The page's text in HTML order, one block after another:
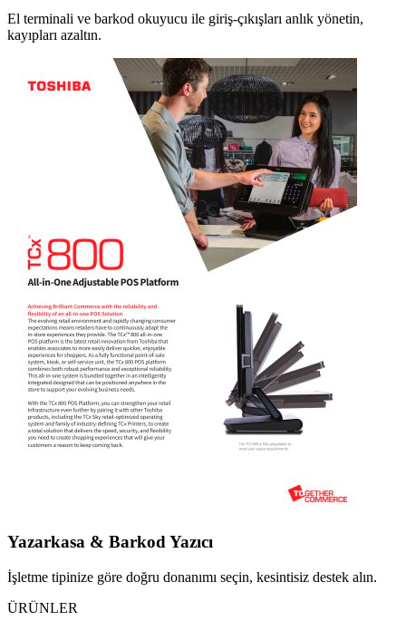
El terminali ve barkod okuyucu ile giriş-çıkışları anlık yönetin,
kayıpları azaltın.
Yazarkasa & Barkod Yazıcı
İşletme tipinize göre doğru donanımı seçin, kesintisiz destek alın.
ÜRÜNLER